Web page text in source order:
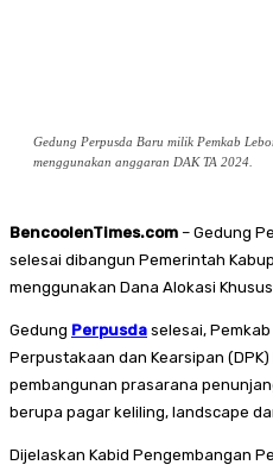
Gedung Perpusda Baru milik Pemkab
menggunakan anggaran DAK TA 2024.
BencoolenTimes.com – Gedung
selesai dibangun Pemerintah
menggunakan Dana Alokasi
Gedung Perpusda selesai,
Perpustakaan dan Kearsipan
pembangunan prasarana
berupa pagar keliling, landscape
Dijelaskan Kabid Pengembangan